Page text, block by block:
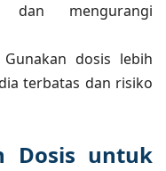
dan mengurangi
Gunakan dosis lebih
terbatas dan risiko
Dosis untuk